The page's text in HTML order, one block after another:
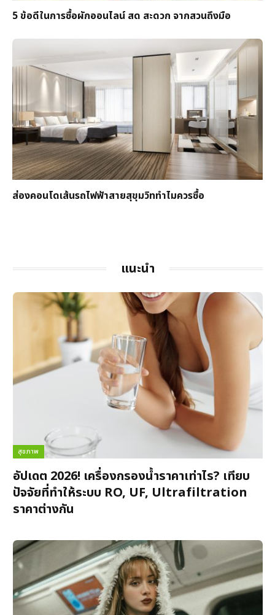
5 ข้อดีในการซื้อผักออนไลน์ สด สะดวก จากสวนถึงมือ
ส่องคอนโดเส้นรถไฟฟ้าสายสุขุมวิททำไมควรซื้อ
แนะนำ
สุขภาพ
อัปเดต 2026! เครื่องกรองน้ำราคาเท่าไร? เทียบ
ปัจจัยที่ทำให้ระบบ RO, UF, Ultrafiltration
ราคาต่างกัน